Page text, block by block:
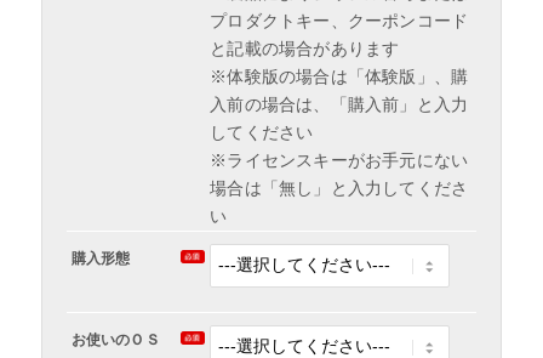
プロダクトキー、クーポンコード
と記載の場合があります
※体験版の場合は「体験版」、購
入前の場合は、「購入前」と入力
してください
※ライセンスキーがお手元にない
場合は「無し」と入力してくださ
い
購入形態
お使いのＯＳ